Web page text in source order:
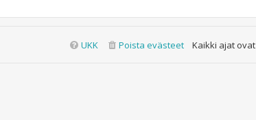
Kaikki ajat ovat
Poista evästeet
UKK